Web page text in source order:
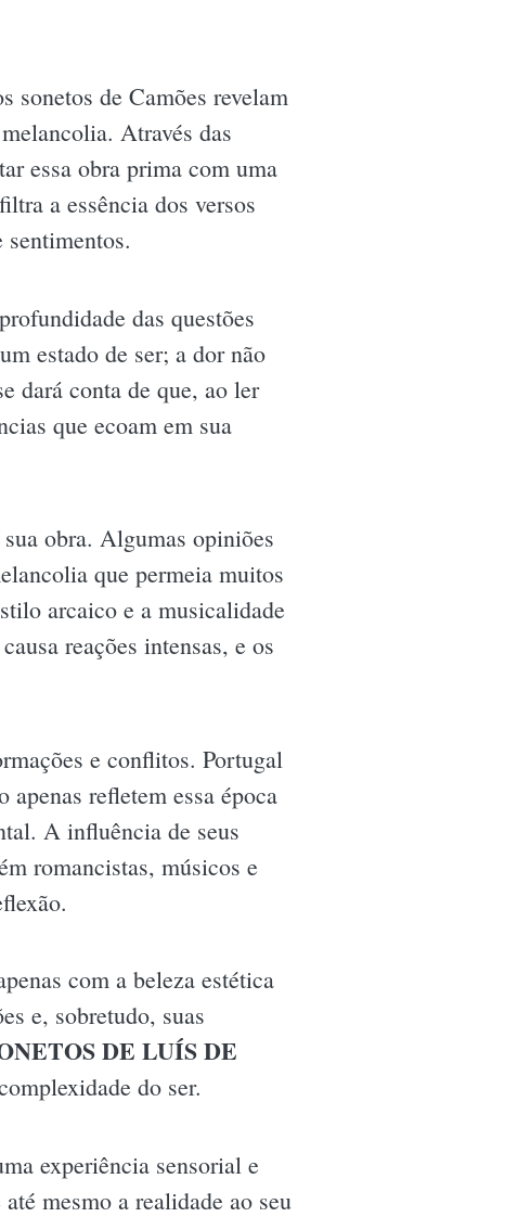
sonetos de Camões revelam
Através das
essa obra prima com uma
a essência dos versos
das questões
estado de ser; a dor não
dará conta de que, ao ler
que ecoam em sua
obra. Algumas opiniões
que permeia muitos
arcaico e a musicalidade
reações intensas, e os
e conflitos. Portugal
refletem essa época
A influência de seus
romancistas, músicos e
com a beleza estética
e, sobretudo, suas
DE LUÍS DE
do ser.
experiência sensorial e
mesmo a realidade ao seu